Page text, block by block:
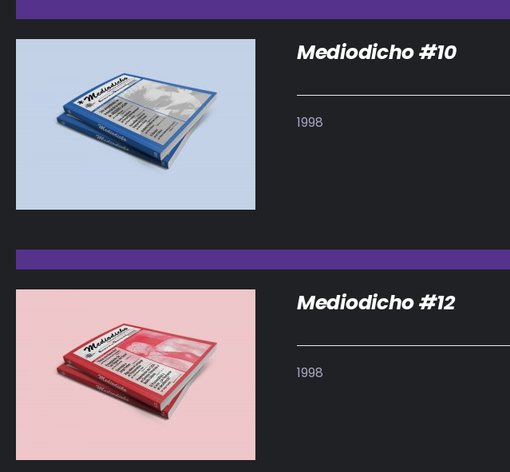
DETALLES
Mediodicho #10
1998
DETALLES
Mediodicho #12
1998